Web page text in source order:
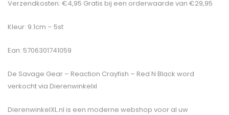
Verzendkosten: €4,95 Gratis bij een orderwaarde van €29,95
Kleur: 9.1cm – 5st
Ean: 5706301741059
De Savage Gear – Reaction Crayfish – Red N Black word
verkocht via Dierenwinkelxl
DierenwinkelXL.nl is een moderne webshop voor al uw